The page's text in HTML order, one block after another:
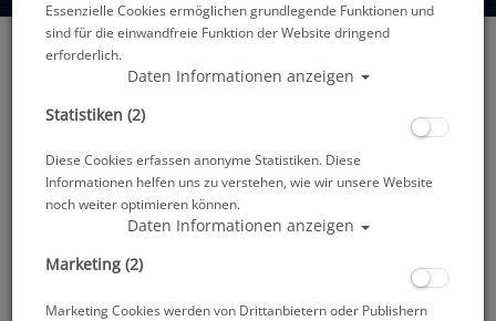
TARIERJACKETS - FLASCHENGURTE
& BEFESTIGUNGSBÄNDER
Sortierung :
Essenzielle Cookies ermöglichen grundlegende Funktionen und
sind für die einwandfreie Funktion der Website dringend
erforderlich.
Daten Informationen anzeigen
Statistiken (2)
Diese Cookies erfassen anonyme Statistiken. Diese
Informationen helfen uns zu verstehen, wie wir unsere Website
noch weiter optimieren können.
Daten Informationen anzeigen
Marketing (2)
Marketing Cookies werden von Drittanbietern oder Publishern